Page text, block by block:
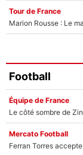
Tour de France
Marion Rousse : Le
Football
Équipe de France
Mercato Football